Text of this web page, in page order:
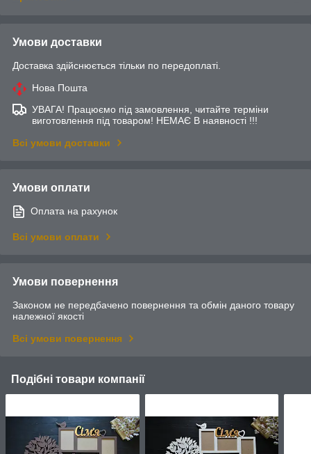
Умови доставки
Доставка здійснюється тільки по передоплаті.
Нова Пошта
УВАГА! Працюємо під замовлення, читайте терміни
виготовлення під товаром! НЕМАЄ В наявності !!!
Всі умови доставки
Умови оплати
Оплата на рахунок
Всі умови оплати
Умови повернення
Законом не передбачено повернення та обмін даного товару
належної якості
Всі умови повернення
Подібні товари компанії